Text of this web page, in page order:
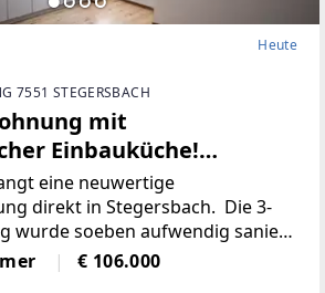
Heute
7551 STEGERSBACH
mit
Einbauküche!
eine neuwertige
direkt in Stegersbach. Die 3-
wurde soeben aufwendig saniert.
dieElektronik gänzlich
niedrigen
€ 106.000